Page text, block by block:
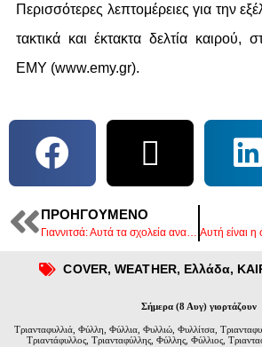
Περισσότερες λεπτομέρειες για την
τακτικά και έκτακτα δελτία καιρού,
ΕΜΥ (www.emy.gr).
ΠΡΟΗΓΟΎΜΕΝΟ
Γιαννιτσά: Αυτά τα σχολεία αναστέλλουν τη λειτουργία τους για 2 μέρες
COVER,WEATHER, Ελλάδα,
Σήμερα (8 Αυγ) γιορτάζουν
Τριανταφυλλιά, Φύλλη, Φύλλια, Φυλλιώ, Φυλλίτσα,
Τριαντάφυλλος, Τριανταφύλλης, Φύλλης, Φύλλιος,